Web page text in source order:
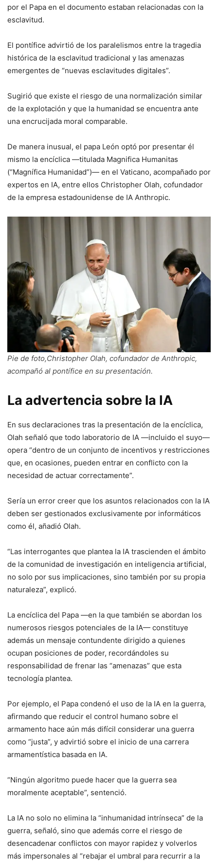
por el Papa en el documento estaban relacionadas con la
esclavitud.
El pontífice advirtió de los paralelismos entre la tragedia
histórica de la esclavitud tradicional y las amenazas
emergentes de “nuevas esclavitudes digitales”.
Sugirió que existe el riesgo de una normalización similar
de la explotación y que la humanidad se encuentra ante
una encrucijada moral comparable.
De manera inusual, el papa León optó por presentar él
mismo la encíclica —titulada Magnifica Humanitas
(“Magnífica Humanidad”)— en el Vaticano, acompañado por
expertos en IA, entre ellos Christopher Olah, cofundador
de la empresa estadounidense de IA Anthropic.
Pie de foto,Christopher Olah, cofundador de Anthropic,
acompañó al pontífice en su presentación.
La advertencia sobre la IA
En sus declaraciones tras la presentación de la encíclica,
Olah señaló que todo laboratorio de IA —incluido el suyo—
opera “dentro de un conjunto de incentivos y restricciones
que, en ocasiones, pueden entrar en conflicto con la
necesidad de actuar correctamente”.
Sería un error creer que los asuntos relacionados con la IA
deben ser gestionados exclusivamente por informáticos
como él, añadió Olah.
“Las interrogantes que plantea la IA trascienden el ámbito
de la comunidad de investigación en inteligencia artificial,
no solo por sus implicaciones, sino también por su propia
naturaleza”, explicó.
La encíclica del Papa —en la que también se abordan los
numerosos riesgos potenciales de la IA— constituye
además un mensaje contundente dirigido a quienes
ocupan posiciones de poder, recordándoles su
responsabilidad de frenar las “amenazas” que esta
tecnología plantea.
Por ejemplo, el Papa condenó el uso de la IA en la guerra,
afirmando que reducir el control humano sobre el
armamento hace aún más difícil considerar una guerra
como “justa”, y advirtió sobre el inicio de una carrera
armamentística basada en IA.
“Ningún algoritmo puede hacer que la guerra sea
moralmente aceptable”, sentenció.
La IA no solo no elimina la “inhumanidad intrínseca” de la
guerra, señaló, sino que además corre el riesgo de
desencadenar conflictos con mayor rapidez y volverlos
más impersonales al “rebajar el umbral para recurrir a la